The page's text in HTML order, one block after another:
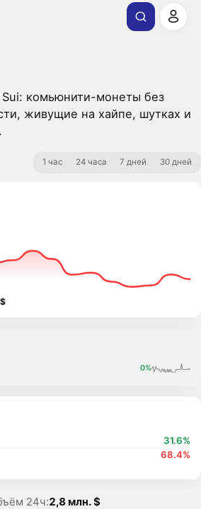
комьюнити-монеты без
живущие на хайпе, шутках и
1 час 24 часа 7 дней 30 дней
0%
31.6%
68.4%
24ч:2,8 млн. $